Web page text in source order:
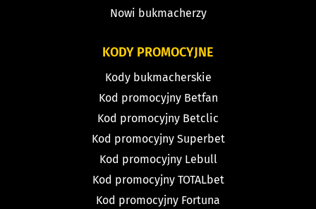
Nowi bukmacherzy
KODY PROMOCYJNE
Kody bukmacherskie
Kod promocyjny Betfan
Kod promocyjny Betclic
Kod promocyjny Superbet
Kod promocyjny Lebull
Kod promocyjny TOTALbet
Kod promocyjny Fortuna